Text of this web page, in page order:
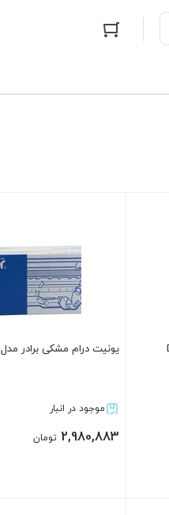
یونیت درام مشکی برادر مدل DR-3115
موجود در انبار
2,980,883 تومان